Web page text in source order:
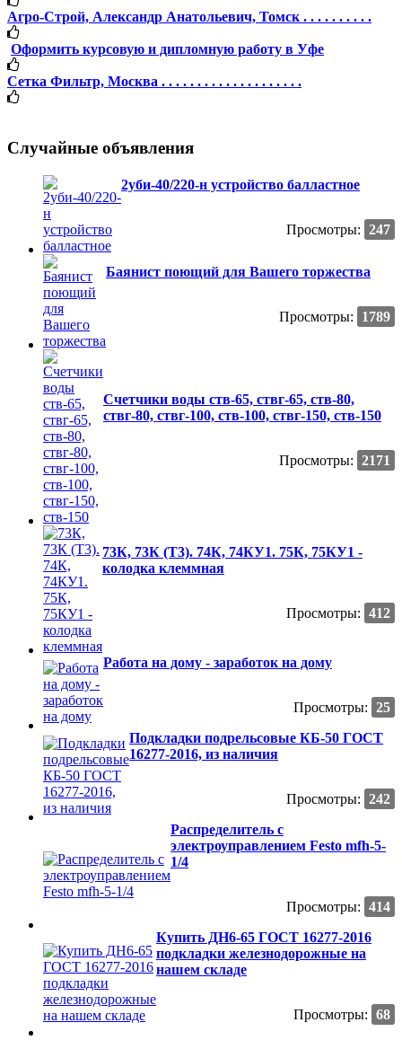
Агро-Строй, Александр Анатольевич, Томск . . . . . . . . . .
Оформить курсовую и дипломную работу в Уфе
Сетка Фильтр, Москва . . . . . . . . . . . . . . . . . . . .
Случайные объявления
2уби-40/220-н устройство балластное
Просмотры: 247
Баянист поющий для Вашего торжества
Просмотры: 1789
Счетчики воды ств-65, ствг-65, ств-80,
ствг-80, ствг-100, ств-100, ствг-150, ств-150
Просмотры: 2171
73К, 73К (Т3). 74К, 74КУ1. 75К, 75КУ1 -
колодка клеммная
Просмотры: 412
Работа на дому - заработок на дому
Просмотры: 25
Подкладки подрельсовые КБ-50 ГОСТ
16277-2016, из наличия
Просмотры: 242
Распределитель с
электроуправлением Festo mfh-5-
1/4
Просмотры: 414
Купить ДН6-65 ГОСТ 16277-2016
подкладки железнодорожные на
нашем складе
Просмотры: 68